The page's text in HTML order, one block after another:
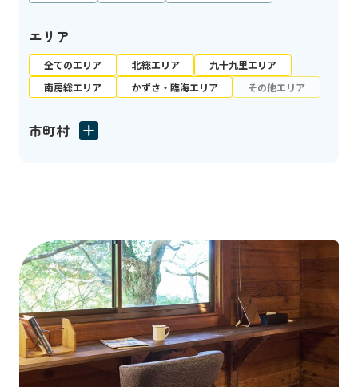
エリア
全てのエリア 北総エリア
九十九里エリア
南房総エリア
かずさ・臨海エリア その他エリア
市町村